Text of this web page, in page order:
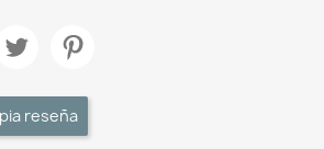
reseña